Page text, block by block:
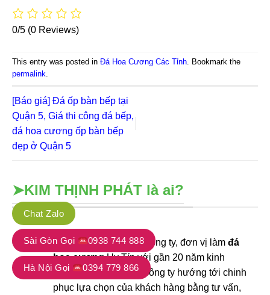
0/5 (0 Reviews)
This entry was posted in Đá Hoa Cương Các Tỉnh. Bookmark the
permalink.
[Báo giá] Đá ốp bàn bếp tại
Quận 5, Giá thi công đá bếp,
đá hoa cương ốp bàn bếp
đẹp ở Quận 5
➤KIM THỊNH PHÁT là ai?
01 KIM THỊNH PHÁTlà công ty, đơn vị làm đá
hoa cươngUy Tín với gần 20 năm kinh
nghiệm. Đội ngũ của công ty hướng tới chinh
phục lựa chọn của khách hàng bằng tư vấn,
Chat Zalo
Sài Gòn Gọi 0938 744 888
Hà Nội Gọi 0394 779 866